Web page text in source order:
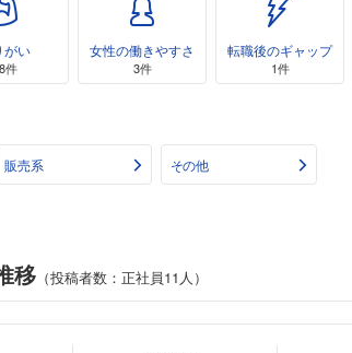
がい
件
女性の働きやすさ
3件
転職後のギャップ
1件
販売系 その他
移 （投稿者数：正社員11人）